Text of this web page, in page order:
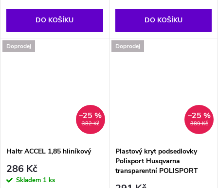
DO KOŠÍKU DO KOŠÍKU
Doprodej
382 Kč
–25 %
Haltr ACCEL 1,85 hliníkový
286 Kč
Skladem 1 ks
Doprodej
389 Kč
–25 %
Plastový kryt podsedlovky
Polisport Husqvarna
transparentní POLISPORT